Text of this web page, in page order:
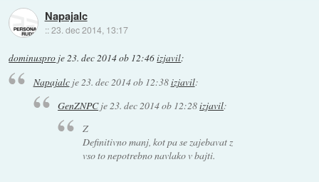
Napajalc
::23. dec 2014, 13:17
dominuspro je23. dec 2014 ob 12:46izjavil:
Napajalcje23. dec 2014 ob 12:38izjavil:
GenZNPCje 23. dec 2014 ob 12:28izjavil:
Z
Definitivno manj, kot pa se zajebavat z
vso to nepotrebno navlako v bajti.